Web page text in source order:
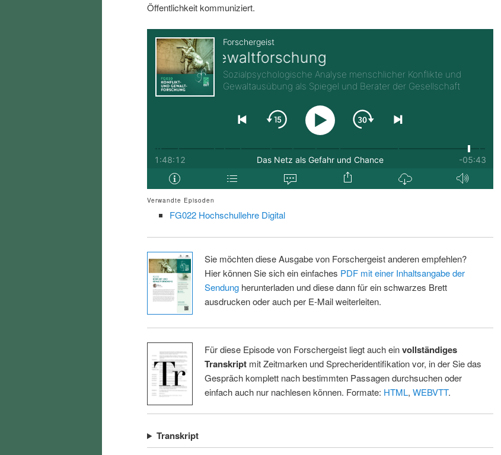
e
n
n
g
Öffentlichkeit kommuniziert.
Verwandte Episoden
FG022 Hochschullehre Digital
Sie möchten diese Ausgabe von Forschergeist anderen empfehlen?
Hier können Sie sich ein einfaches PDF mit einer Inhaltsangabe der
Sendungherunterladen und diese dann für ein schwarzes Brett
ausdrucken oder auch per E-Mail weiterleiten.
Für diese Episode von Forschergeist liegt auch einvollständiges
Transkriptmit Zeitmarken und Sprecheridentifikation vor, in der Sie das
Gespräch komplett nach bestimmten Passagen durchsuchen oder
einfach auch nur nachlesen können. Formate: HTML, WEBVTT.
Transkript